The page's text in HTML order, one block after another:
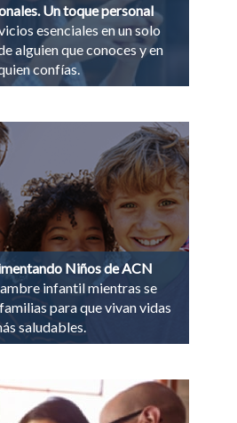
Un toque personal
esenciales en un solo
alguien que conoces y en
confías.
Niños de ACN
infantil mientras se
para que vivan vidas
saludables.